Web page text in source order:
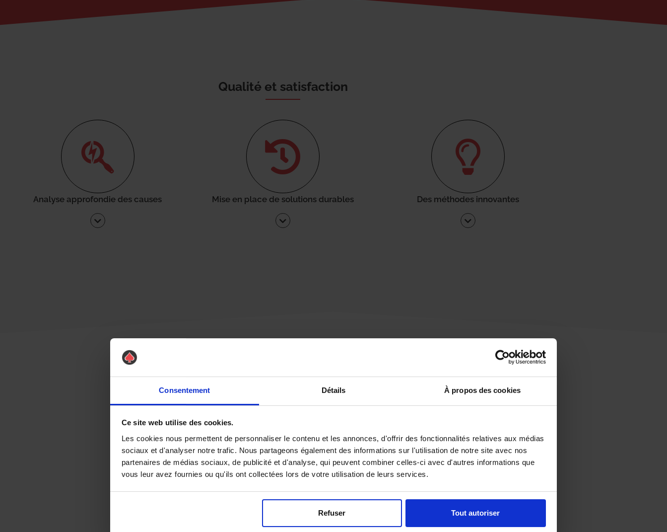
Consentement Détails À propos des cookies
Ce site web utilise des cookies.
Les cookies nous permettent de personnaliser le contenu et les annonces, d'offrir des fonctionnalités relatives aux médias
sociaux et d'analyser notre trafic. Nous partageons également des informations sur l'utilisation de notre site avec nos
partenaires de médias sociaux, de publicité et d'analyse, qui peuvent combiner celles-ci avec d'autres informations que
vous leur avez fournies ou qu'ils ont collectées lors de votre utilisation de leurs services.
Refuser Tout autoriser
Qualité et satisfaction
Analyse approfondie des causes Mise en place de solutions durables Des méthodes innovantes
Une urgence ?
Vous souhaitez être